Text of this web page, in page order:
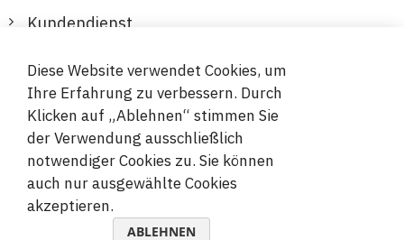
Kundendienst
Sichere und bequeme Zahlungen
© 2019-2026 Megamix s.r.o.
Diese Website verwendet Cookies, um
Ihre Erfahrung zu verbessern. Durch
Klicken auf „Ablehnen“ stimmen Sie
der Verwendung ausschließlich
notwendiger Cookies zu. Sie können
auch nur ausgewählte Cookies
akzeptieren.
ABLEHNEN